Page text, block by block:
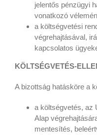
jelentős pénzügyi
vonatkozó
a költségvetési
végrehajtásával,
kapcsolatos
KÖLTSÉGVETÉS-
A bizottság hatásköre a
a költségvetés, az
Alap
mentesítés,